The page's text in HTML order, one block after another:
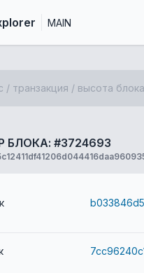
MAIN
БЛОКА: #3724693